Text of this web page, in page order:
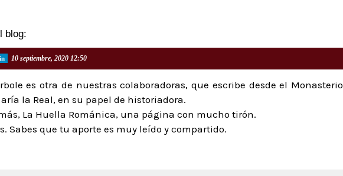
blog:
10 septiembre, 2020 12:50
es otra de nuestras colaboradoras, que escribe desde el Monasterio
la Real, en su papel de historiadora.
La Huella Románica, una página con mucho tirón.
Sabes que tu aporte es muy leído y compartido.